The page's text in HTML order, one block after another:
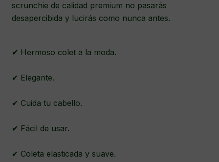
scrunchie de calidad premium no pasarás
desapercibida y lucirás como nunca antes.
✔ Hermoso colet a la moda.
✔ Elegante.
✔ Cuida tu cabello.
✔ Fácil de usar.
✔ Coleta elasticada y suave.